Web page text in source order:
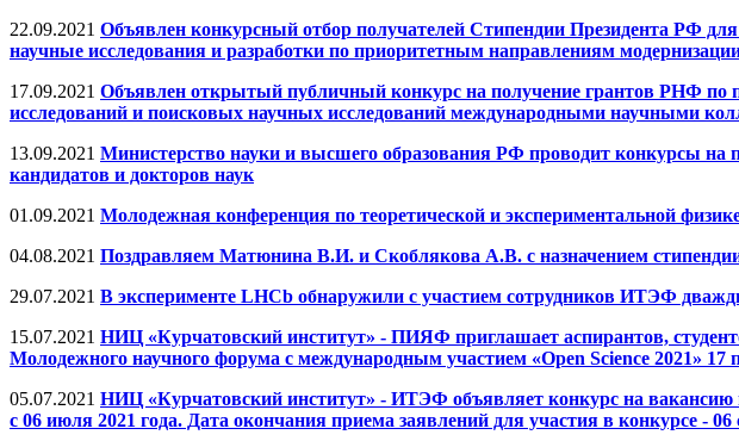
22.09.2021 Объявлен конкурсный отбор получателей Стипендии Президента РФ
научные исследования и разработки по приоритетным направлениям
17.09.2021 Объявлен открытый публичный конкурс на получение грантов РНФ
исследований и поисковых научных исследований международными научными
13.09.2021 Министерство науки и высшего образования РФ проводит конкурсы на
кандидатов и докторов наук
01.09.2021 Молодежная конференция по теоретической и экспериментальной
04.08.2021 Поздравляем Матюнина В.И. и Скоблякова А.В. с назначением
29.07.2021 В эксперименте LHCb обнаружили с участием сотрудников ИТЭФ
15.07.2021 НИЦ «Курчатовский институт» - ПИЯФ приглашает аспирантов,
Молодежного научного форума с международным участием «Open Science 2021» 17
05.07.2021 НИЦ «Курчатовский институт» - ИТЭФ объявляет конкурс на вакансию
с 06 июля 2021 года. Дата окончания приема заявлений для участия в конкурсе - 06